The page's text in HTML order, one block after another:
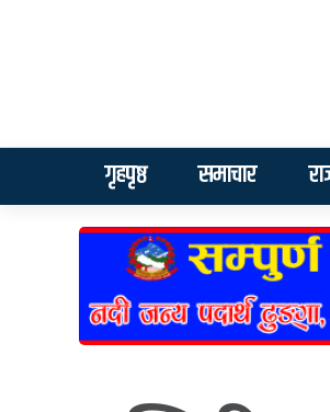
गृहपृष्ठ समाचार